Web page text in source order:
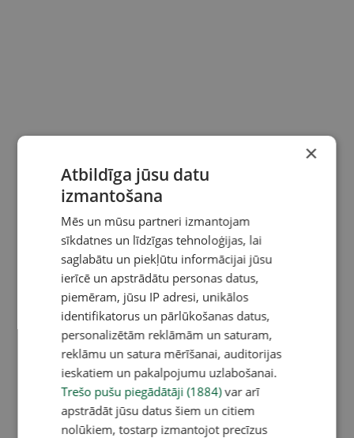
×
Atbildīga jūsu datu
izmantošana
Mēs un mūsu partneri izmantojam
sīkdatnes un līdzīgas tehnoloģijas, lai
saglabātu un piekļūtu informācijai jūsu
ierīcē un apstrādātu personas datus,
piemēram, jūsu IP adresi, unikālos
identifikatorus un pārlūkošanas datus,
personalizētām reklāmām un saturam,
reklāmu un satura mērīšanai, auditorijas
ieskatiem un pakalpojumu uzlabošanai.
Trešo pušu piegādātāji (1884)var arī
apstrādāt jūsu datus šiem un citiem
nolūkiem, tostarp izmantojot precīzus